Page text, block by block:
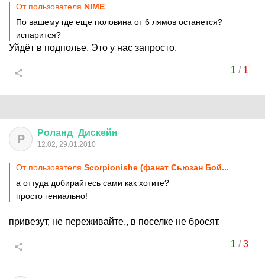
От пользователя NIME
По вашему где еще половина от 6 лямов останется?
испарится?
Уйдёт в подполье. Это у нас запросто.
1 / 1
Р Роланд Дискейн
12:02, 29.01.2010
От пользователя Scorpionishe (фанат Сьюзан Бой...
а оттуда добирайтесь сами как хотите?
просто гениально!
привезут, не переживайте., в поселке не бросят.
1 /3